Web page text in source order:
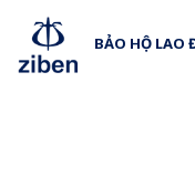
BẢO HỘ LAO